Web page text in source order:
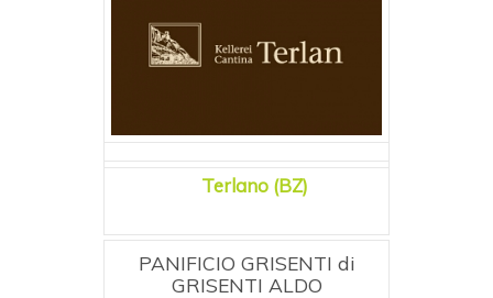
Terlano (BZ)
PANIFICIO GRISENTI di
GRISENTI ALDO